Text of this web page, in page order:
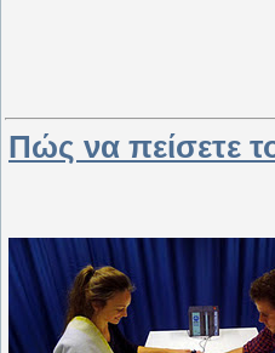
Πώς να πείσετε